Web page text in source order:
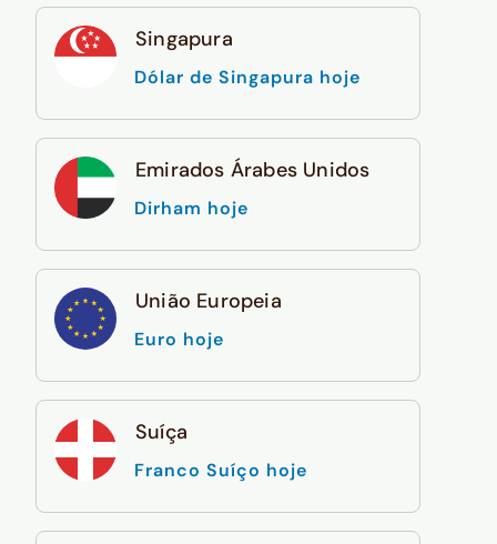
Singapura
Dólar de Singapura hoje
Emirados Árabes Unidos
Dirham hoje
União Europeia
Euro hoje
Suíça
Franco Suíço hoje